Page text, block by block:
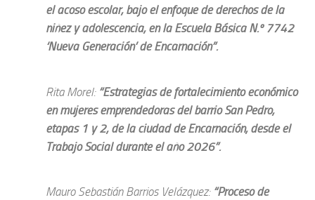
el acoso escolar, bajo el enfoque de derechos de la
niñez y adolescencia, en la Escuela Básica N.º 7742
‘Nueva Generación’ de Encarnación”.
Rita Morel: “Estrategias de fortalecimiento económico
en mujeres emprendedoras del barrio San Pedro,
etapas 1 y 2, de la ciudad de Encarnación, desde el
Trabajo Social durante el año 2026”.
Mauro Sebastián Barrios Velázquez: “Proceso de